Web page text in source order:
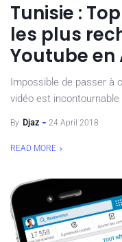
Tunisie :
les plus
Youtube en
Impossible de passer à
vidéo est
By Djaz 24 April 2018
READ MORE